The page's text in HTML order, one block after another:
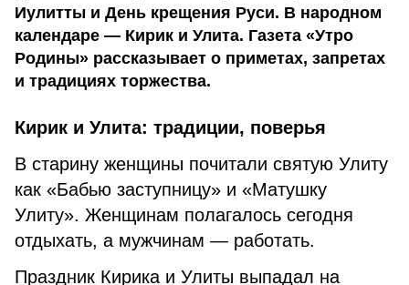
Иулитты и День крещения Руси. В народном
календаре — Кирик и Улита. Газета «Утро
Родины» рассказывает о приметах, запретах
и традициях торжества.
Кирик и Улита: традиции, поверья
В старину женщины почитали святую Улиту
как «Бабью заступницу» и «Матушку
Улиту». Женщинам полагалось сегодня
отдыхать, а мужчинам — работать.
Праздник Кирика и Улиты выпадал на